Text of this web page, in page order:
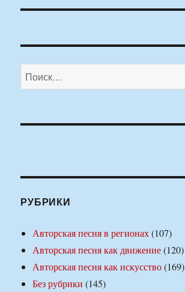
Искать:
РУБРИКИ
Авторская песня в регионах(107)
Авторская песня как движение(120)
Авторская песня как искусство(169)
Без рубрики (145)